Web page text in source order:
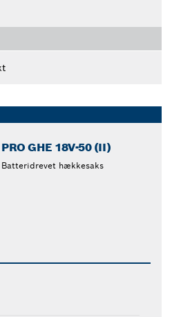
PRO GHE 18V-50 (II)
Batteridrevet hækkesaks